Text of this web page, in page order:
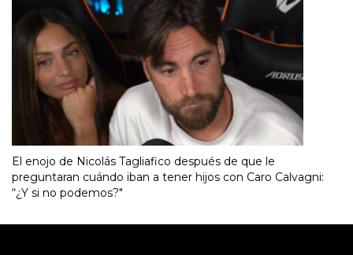
El enojo de Nicolás Tagliafico después de que le
preguntaran cuándo iban a tener hijos con Caro Calvagni:
“¿Y si no podemos?"